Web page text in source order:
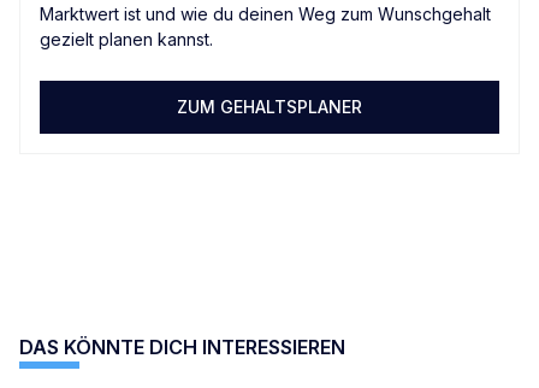
Marktwert ist und wie du deinen Weg zum Wunschgehalt
gezielt planen kannst.
ZUM GEHALTSPLANER
DAS KÖNNTE DICH INTERESSIEREN